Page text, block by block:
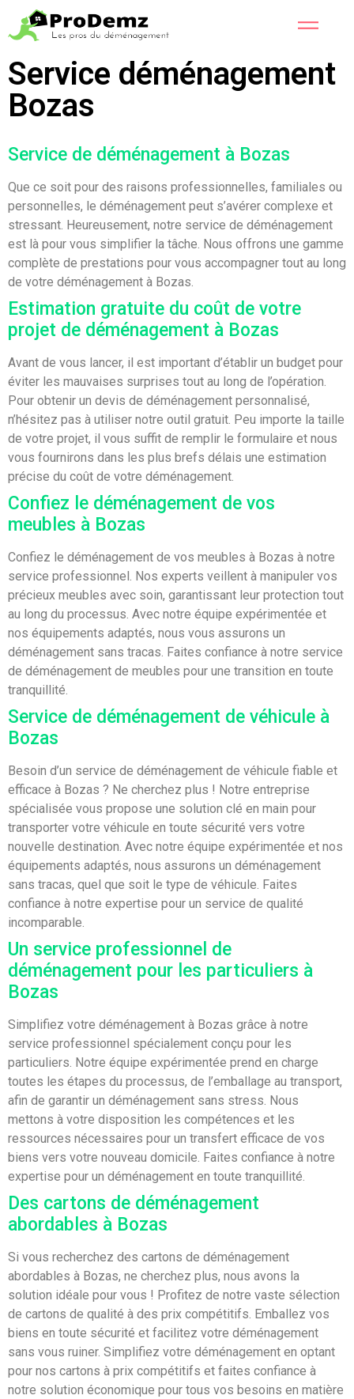
Service déménagement
Bozas
Service de déménagement à Bozas
Que ce soit pour des raisons professionnelles, familiales ou
personnelles, le déménagement peut s’avérer complexe et
stressant. Heureusement, notre service de déménagement
est là pour vous simplifier la tâche. Nous offrons une gamme
complète de prestations pour vous accompagner tout au long
de votre déménagement à Bozas.
Estimation gratuite du coût de votre
projet de déménagement à Bozas
Avant de vous lancer, il est important d’établir un budget pour
éviter les mauvaises surprises tout au long de l’opération.
Pour obtenir un devis de déménagement personnalisé,
n’hésitez pas à utiliser notre outil gratuit. Peu importe la taille
de votre projet, il vous suffit de remplir le formulaire et nous
vous fournirons dans les plus brefs délais une estimation
précise du coût de votre déménagement.
Confiez le déménagement de vos
meubles à Bozas
Confiez le déménagement de vos meubles à Bozas à notre
service professionnel. Nos experts veillent à manipuler vos
précieux meubles avec soin, garantissant leur protection tout
au long du processus. Avec notre équipe expérimentée et
nos équipements adaptés, nous vous assurons un
déménagement sans tracas. Faites confiance à notre service
de déménagement de meubles pour une transition en toute
tranquillité.
Service de déménagement de véhicule à
Bozas
Besoin d’un service de déménagement de véhicule fiable et
efficace à Bozas ? Ne cherchez plus ! Notre entreprise
spécialisée vous propose une solution clé en main pour
transporter votre véhicule en toute sécurité vers votre
nouvelle destination. Avec notre équipe expérimentée et nos
équipements adaptés, nous assurons un déménagement
sans tracas, quel que soit le type de véhicule. Faites
confiance à notre expertise pour un service de qualité
incomparable.
Un service professionnel de
déménagement pour les particuliers à
Bozas
Simplifiez votre déménagement à Bozas grâce à notre
service professionnel spécialement conçu pour les
particuliers. Notre équipe expérimentée prend en charge
toutes les étapes du processus, de l’emballage au transport,
afin de garantir un déménagement sans stress. Nous
mettons à votre disposition les compétences et les
ressources nécessaires pour un transfert efficace de vos
biens vers votre nouveau domicile. Faites confiance à notre
expertise pour un déménagement en toute tranquillité.
Des cartons de déménagement
abordables à Bozas
Si vous recherchez des cartons de déménagement
abordables à Bozas, ne cherchez plus, nous avons la
solution idéale pour vous ! Profitez de notre vaste sélection
de cartons de qualité à des prix compétitifs. Emballez vos
biens en toute sécurité et facilitez votre déménagement
sans vous ruiner. Simplifiez votre déménagement en optant
pour nos cartons à prix compétitifs et faites confiance à
notre solution économique pour tous vos besoins en matière